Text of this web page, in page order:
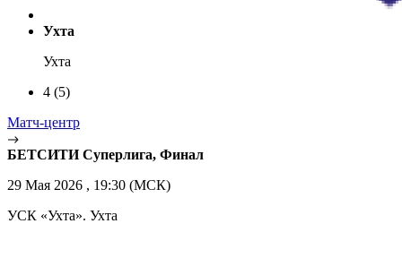
Ухта
Ухта
4 (5)
Матч-центр
БЕТСИТИ Суперлига, Финал
29 Мая 2026 , 19:30 (МСК)
УСК «Ухта». Ухта